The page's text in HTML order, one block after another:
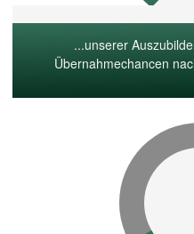
...unserer
Übernahmechancen